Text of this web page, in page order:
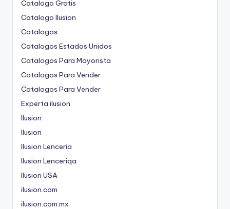
Catalogo Gratis
Catalogo Ilusion
Catalogos
Catalogos Estados Unidos
Catalogos Para Mayorista
Catalogos Para Vender
Catalogos Para Vender
Experta ilusion
Ilusion
Ilusion
Ilusion Lenceria
Ilusion Lenceriqa
Ilusion USA
ilusion.com
ilusion.com.mx